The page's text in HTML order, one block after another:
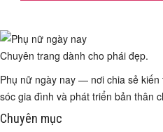
Chuyên trang dành cho phái đẹp.
Phụ nữ ngày nay — nơi chia sẻ
sóc gia đình và phát triển bản thân
Chuyên mục